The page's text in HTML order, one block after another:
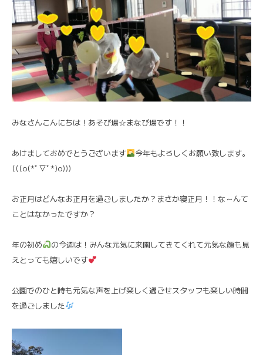
みなさんこんにちは！あそび場☆まなび場です！！
あけましておめでとうございます
今年もよろしくお願い致します。
(((o(*ﾟ▽ﾟ*)o)))
お正月はどんなお正月を過ごしましたか？まさか寝正月！！な～んて
ことはなかったですか？
年の初め
の今週は！みんな元気に来園してきてくれて元気な顔も見
えとっても嬉しいです
公園でのひと時も元気な声を上げ楽しく過ごせスタッフも楽しい時間
を過ごしました